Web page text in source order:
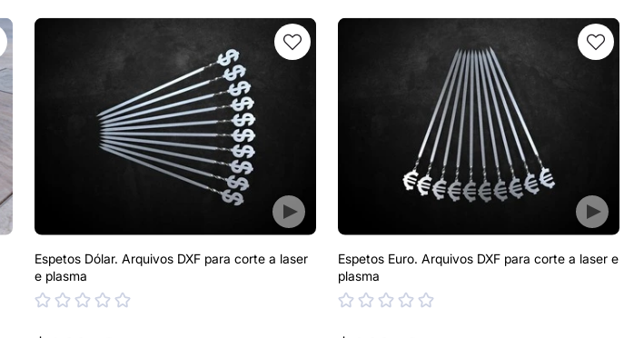
Espetos Dólar. Arquivos DXF para corte a laser
e plasma
Espetos Euro. Arquivos DXF para corte a laser e
plasma